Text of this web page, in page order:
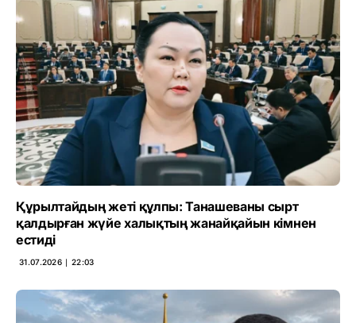
Құрылтайдың жеті құлпы: Танашеваны сырт
қалдырған жүйе халықтың жанайқайын кімнен
естиді
31.07.2026 ∣ 22:03